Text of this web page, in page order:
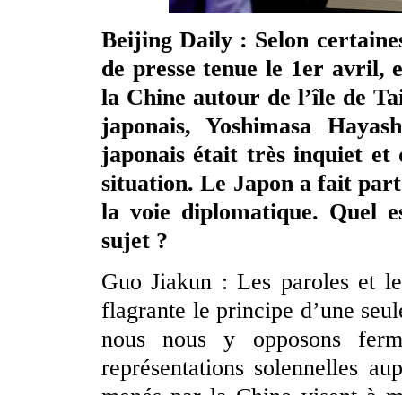
Beijing Daily : Selon
de presse tenue le 1er avril,
la Chine autour de l’île de
japonais, Yoshimasa
japonais était très inquiet et
situation. Le Japon a fait
la voie diplomatique. Quel
sujet ?
Guo Jiakun : Les paroles et
flagrante le principe d’une
nous nous y opposons
représentations solennelles